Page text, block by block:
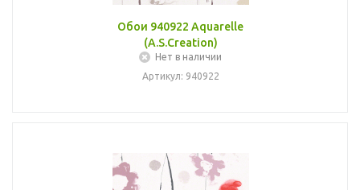
Обои 940922 Aquarelle
(A.S.Creation)
Нет в наличии
Артикул: 940922